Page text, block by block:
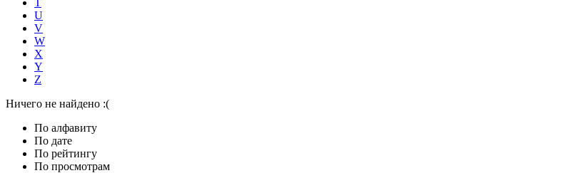
T
U
V
W
X
Y
Z
Ничего не найдено :(
По алфавиту
По дате
По рейтингу
По просмотрам